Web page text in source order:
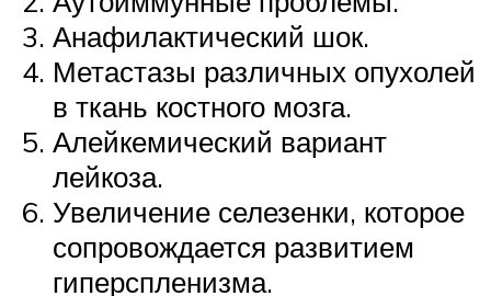
Анафилактический шок.
Метастазы различных опухолей
в ткань костного мозга.
Алейкемический вариант
лейкоза.
Увеличение селезенки, которое
сопровождается развитием
гиперспленизма.